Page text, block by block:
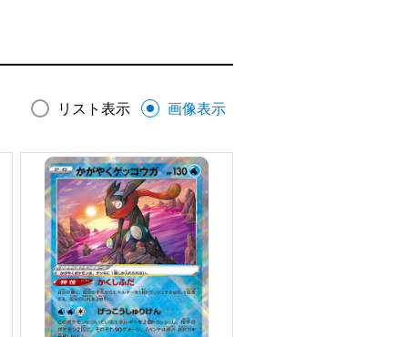
リスト表示 画像表示